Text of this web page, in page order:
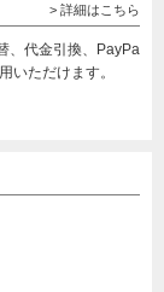
> 詳細はこちら
、代金引換、PayPa
いただけます。